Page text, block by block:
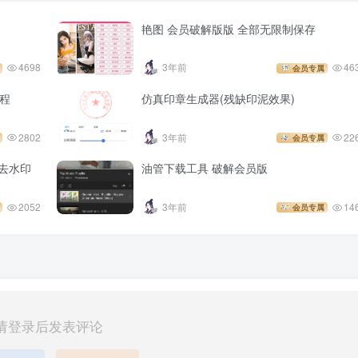
4698
艳图 会员破解版版 全部无限制保存
3年前 会员专属
2802
仿真印章生成器(残缺印泥效果)
3年前 会员专属
水印
2052
油管下载工具 破解会员版
3年前 会员专属
登录后发表评论